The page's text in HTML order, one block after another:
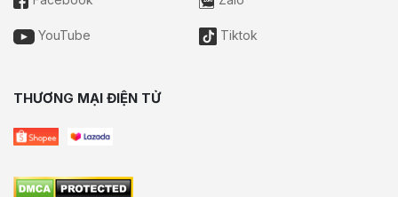
YouTube Tiktok
THƯƠNG MẠI ĐIỆN TỬ